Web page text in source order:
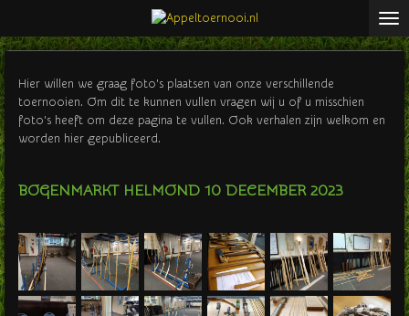
direct
naar
hoofdinhoud
Hier willen we graag foto's plaatsen van onze verschillende
toernooien. Om dit te kunnen vullen vragen wij u of u misschien
foto's heeft om deze pagina te vullen. Ook verhalen zijn welkom en
worden hier gepubliceerd.
BOGENMARKT HELMOND 10 DECEMBER 2023